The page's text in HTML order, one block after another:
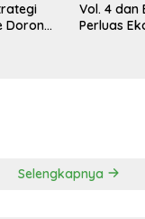
Dorong
Vol. 4 dan
Perluas
Selengkapnya